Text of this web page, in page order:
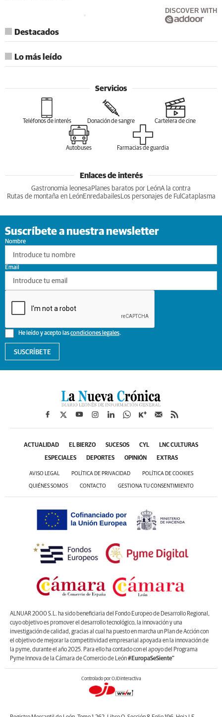
DISCOVER WITH
Destacados
Lo más leído
Servicios
Teléfonos de interés Donación de sangre Cartelera de cine
Autobuses Farmacias de guardia
Enlaces de interés
Gastronomia leonesa Planes baratos por LeónA la contra
Rutas de montaña en LeónEnredabailesLos personajes de Ful Cataplasma
Suscríbete a nuestra newsletter
Nombre
He leído y acepto lascondiciones legales.
Email
SUSCRÍBETE
ACTUALIDAD EL BIERZO SUCESOS CYL LNC CULTURAS
ESPECIALES DEPORTES OPINIÓN EXTRAS
AVISO LEGAL POLÍTICA DE PRIVACIDAD POLÍTICA DE COOKIES
QUIÉNES SOMOS CONTACTO GESTIONA TU CONSENTIMIENTO
ALNUAR 2000 S.L. ha sido beneficiaria del Fondo Europeo de Desarrollo Regional,
cuyo objetivo es promover el desarrollo tecnológico, la innovación y una
investigación de calidad, gracias al cual ha puesto en marcha un Plan de Acción con
el objetivo de mejorar la competitividad empresarial apoyada en la innovación de
la pyme, durante el año 2025. Para ello ha contado con el apoyo del Programa
Pyme Innova de la Cámara de Comercio de León#EuropaSeSiente”
Controlado por OJDinteractiva